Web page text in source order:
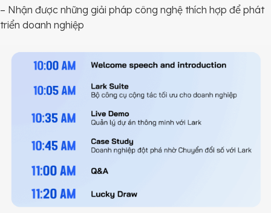
– Nhận được những giải pháp công nghệ thích hợp để phát
triển doanh nghiệp